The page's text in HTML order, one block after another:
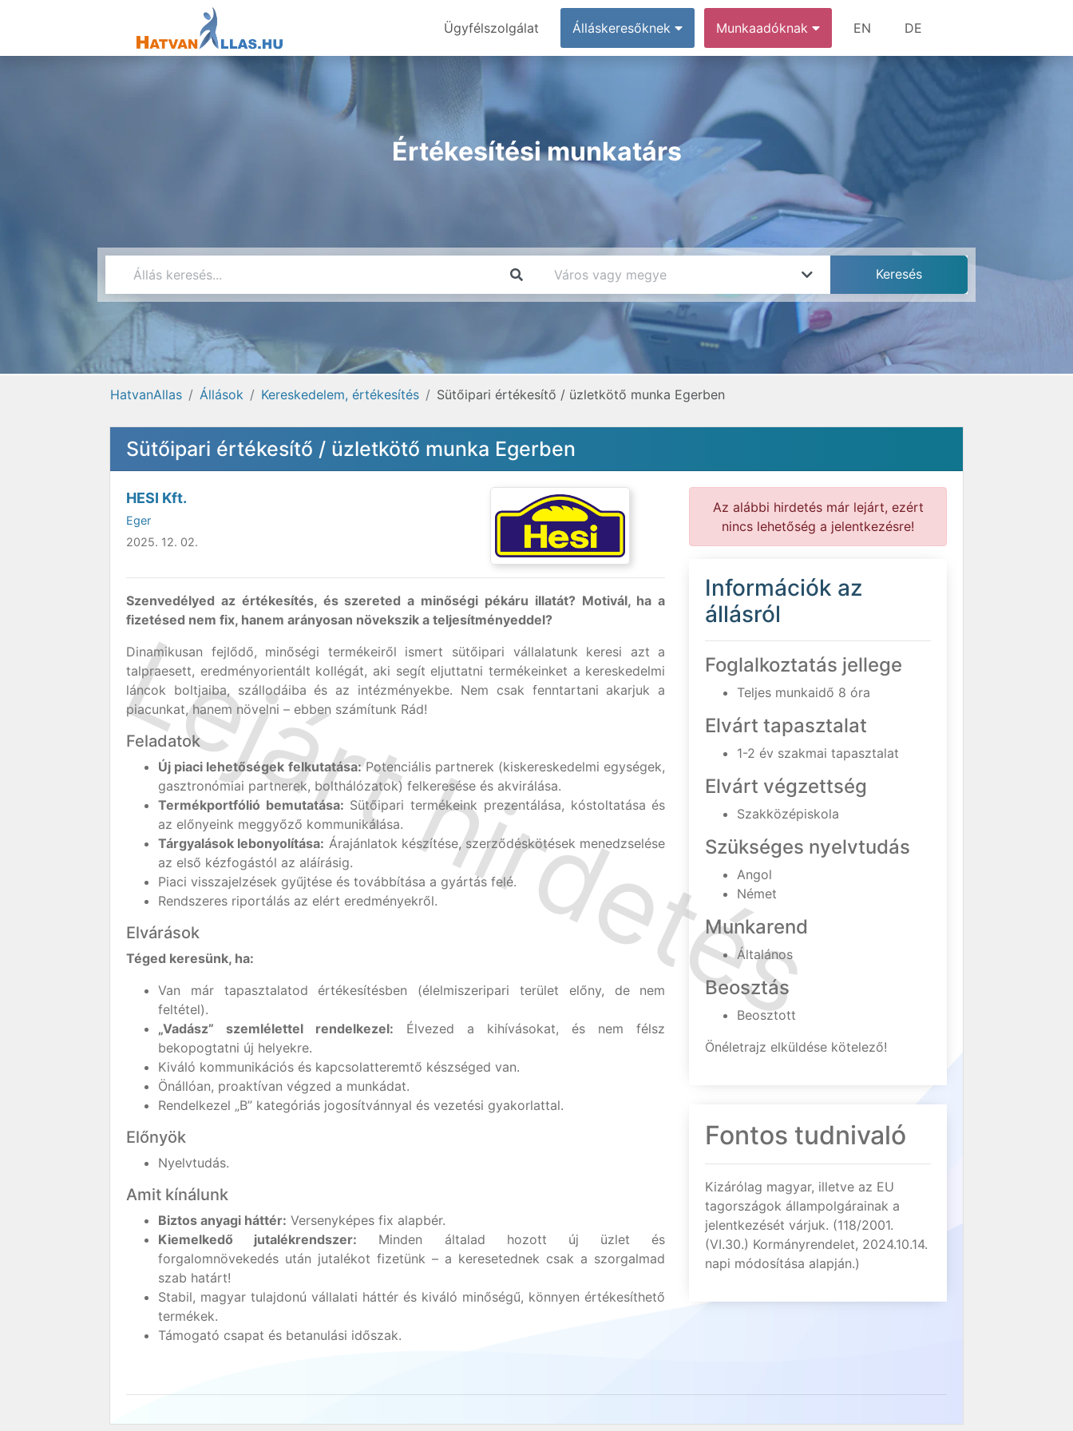
Ügyfélszolgálat Álláskeresőknek Munkaadóknak EN DE
Értékesítési munkatárs
HatvanAllas Állások Kereskedelem, értékesítés Sütőipari értékesítő / üzletkötő munka Egerben
Sütőipari értékesítő / üzletkötő munka Egerben
HESI Kft.
Eger
2025. 12. 02.
Szenvedélyed az értékesítés, és szereted a minőségi pékáru illatát? Motivál, ha a
fizetésed nem fix, hanem arányosan növekszik a teljesítményeddel?
Dinamikusan fejlődő, minőségi termékeiről ismert sütőipari vállalatunk keresi azt a
talpraesett, eredményorientált kollégát, aki segít eljuttatni termékeinket a kereskedelmi
láncok boltjaiba, szállodáiba és az intézményekbe. Nem csak fenntartani akarjuk a
piacunkat, hanem növelni – ebben számítunk Rád!
Feladatok
Új piaci lehetőségek felkutatása:Potenciális partnerek (kiskereskedelmi egységek,
gasztronómiai partnerek, bolthálózatok) felkeresése és akvirálása.
Termékportfólió bemutatása: Sütőipari termékeink prezentálása, kóstoltatása és
az előnyeink meggyőző kommunikálása.
Tárgyalások lebonyolítása: Árajánlatok készítése, szerződéskötések menedzselése
az első kézfogástól az aláírásig.
Piaci visszajelzések gyűjtése és továbbítása a gyártás felé.
Rendszeres riportálás az elért eredményekről.
Elvárások
Téged keresünk, ha:
Van már tapasztalatod értékesítésben (élelmiszeripari terület előny, de nem
feltétel).
„Vadász” szemlélettel rendelkezel: Élvezed a kihívásokat, és nem félsz
bekopogtatni új helyekre.
Kiváló kommunikációs és kapcsolatteremtő készséged van.
Önállóan, proaktívan végzed a munkádat.
Rendelkezel „B” kategóriás jogosítvánnyal és vezetési gyakorlattal.
Előnyök
Nyelvtudás.
Amit kínálunk
Biztos anyagi háttér: Versenyképes fix alapbér.
Kiemelkedő jutalékrendszer: Minden általad hozott új üzlet és
forgalomnövekedés után jutalékot fizetünk – a keresetednek csak a szorgalmad
szab határt!
Stabil, magyar tulajdonú vállalati háttér és kiváló minőségű, könnyen értékesíthető
termékek.
Támogató csapat és betanulási időszak.
Az alábbi hirdetés már lejárt, ezért
nincs lehetőség a jelentkezésre!
Információk az
állásról
Foglalkoztatás jellege
Teljes munkaidő 8 óra
Elvárt tapasztalat
1-2 év szakmai tapasztalat
Elvárt végzettség
Szakközépiskola
Szükséges nyelvtudás
Angol
Német
Munkarend
Általános
Beosztás
Beosztott
Önéletrajz elküldése kötelező!
Fontos tudnivaló
Kizárólag magyar, illetve az EU
tagországok állampolgárainak a
jelentkezését várjuk. (118/2001.
(VI.30.) Kormányrendelet, 2024.10.14.
napi módosítása alapján.)